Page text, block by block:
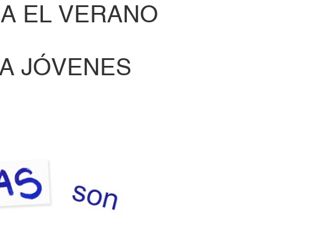
EL VERANO
JÓVENES